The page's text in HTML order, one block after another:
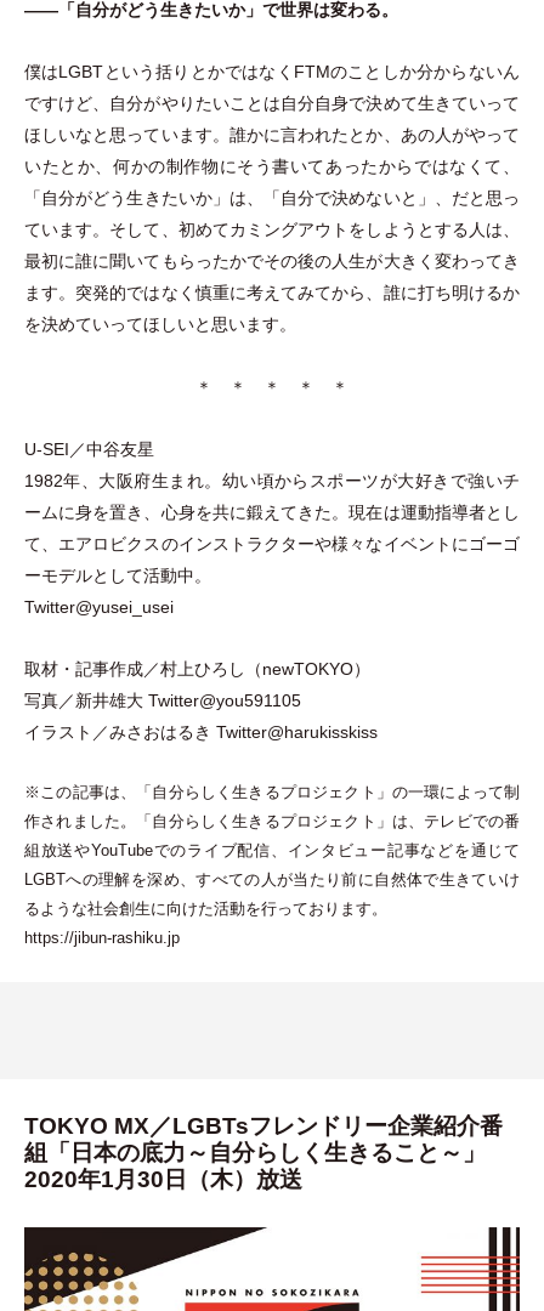
—— 「自分がどう生きたいか」 で世界は変わる。
僕はLGBTという括りとかではなくFTMのことしか分からないん
ですけど、自分がやりたいことは自分自身で決めて生きていって
ほしいなと思っています。誰かに言われたとか、あの人がやって
いたとか、何かの制作物にそう書いてあったからではなくて、
「 自分がどう生きたいか」 は、 「 自分で決めないと 」 、だと思っ
ています。そして、初めてカミングアウトをしようとする人は、
最初に誰に聞いてもらったかでその後の人生が大きく変わってき
ます。突発的ではなく慎重に考えてみてから、誰に打ち明けるか
を決めていってほしいと思います。
＊ ＊ ＊ ＊ ＊
U-SEI／中谷友星
1982年、大阪府生まれ。幼い頃からスポーツが大好きで強いチ
ームに身を置き、心身を共に鍛えてきた。現在は運動指導者とし
て、エアロビクスのインストラクターや様々なイベントにゴーゴ
ーモデルとして活動中。
Twitter@yusei_usei
取材 ・ 記事作成／村上ひろし （newTOKYO）
写真／新井雄大 Twitter@you591105
イラスト／みさおはるき Twitter@harukisskiss
※この記事は、 「 自分らしく生きるプロジェクト 」 の一環によって制
作されました。
「 自分らしく生きるプロジェクト 」 は、テレビでの番
組放送やYouTubeでのライブ配信、インタビュー記事などを通じて
LGBTへの理解を深め、すべての人が当たり前に自然体で生きていけ
るような社会創生に向けた活動を行っております。
https://jibun-rashiku.jp
TOKYO MX／LGBTsフレンドリー企業紹介番
組「日本の底力～自分らしく生きること～」
2020年1月30日（木）放送